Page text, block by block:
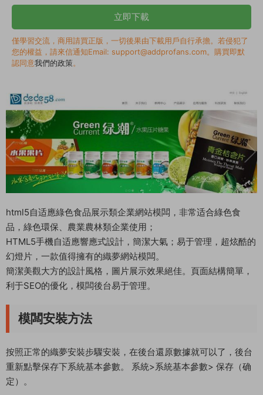
新點擊保存下系統基本參數。 系統>系統基本參數> 保存（确
定）。 詳細步驟如下： 1.将源碼完整上傳至網站目錄，運行
install...
立即下載
僅學習交流，商用請買正版，一切後果由下載用戶自行承擔。若侵犯了
您的權益，請來信通知Email: support@addprofans.com。購買即默
認同意我們的政策。
html5自适應綠色食品展示類企業網站模闆，非常适合綠色食
品，綠色環保、農業農林類企業使用；
HTML5手機自适應響應式設計，簡潔大氣；易于管理，超炫酷的
幻燈片，一款值得擁有的織夢網站模闆。
簡潔美觀大方的設計風格，圖片展示效果絕佳。頁面結構簡單，
利于SEO的優化，模闆後台易于管理。
模闆安裝方法
按照正常的織夢安裝步驟安裝，在後台還原數據就可以了，後台
重新點擊保存下系統基本參數。 系統>系統基本參數> 保存（确
定）。